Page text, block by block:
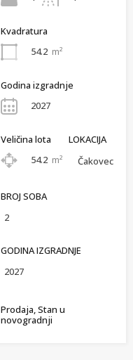
Kvadratura
54.2 m²
Godina izgradnje
2027
Veličina lota
54.2 m²
LOKACIJA
Čakovec
BROJ SOBA
2
GODINA IZGRADNJE
2027
Prodaja, Stan u
novogradnji